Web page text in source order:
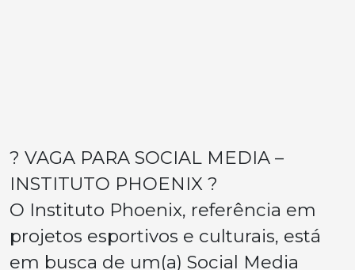
? VAGA PARA SOCIAL MEDIA –
INSTITUTO PHOENIX ?
O Instituto Phoenix, referência em
projetos esportivos e culturais, está
em busca de um(a) Social Media